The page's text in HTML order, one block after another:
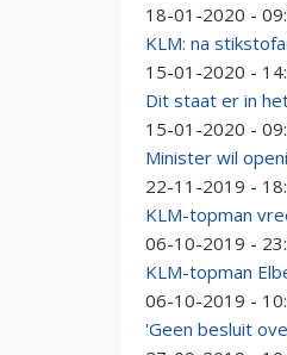
18-01-2020 -
KLM: na
15-01-2020 -
Dit staat er in
15-01-2020 -
Minister wil
22-11-2019 -
KLM-topman
06-10-2019 -
KLM-topman
06-10-2019 -
'Geen besluit